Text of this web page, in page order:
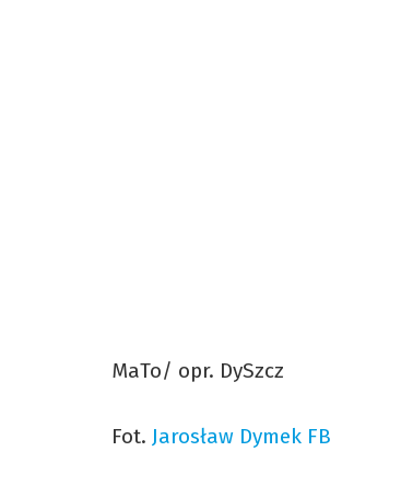
MaTo/ opr. DySzcz
Fot. Jarosław Dymek FB